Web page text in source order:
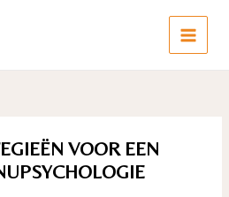
MAIN
VOOR EEN